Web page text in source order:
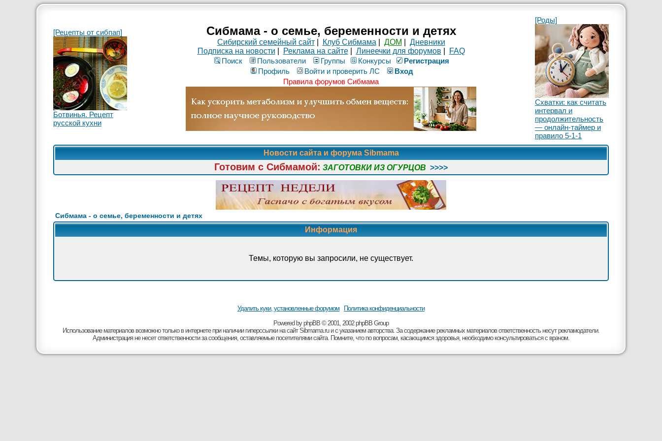
[Рецепты от сибпап]
Ботвинья. Рецепт
русской кухни
Сибмама - о семье, беременности и детях
Сибирский семейный сайт| Клуб Сибмама ДОМ
Дневники
Подписка на новости
Реклама на сайте| Линеечки для форумов
FAQ
Поиск
Пользователи Группы Конкурсы
Рeгиcтpaция
Профиль
Войти и проверить ЛС
Вход
Правила форумов Сибмама
[Роды]
Схватки: как считать
интервал и
продолжительность
— онлайн-таймер и
правило 5-1-1
Новости сайта и форума Sibmama
Готовим с Сибмамой: ЗАГОТОВКИ ИЗ ОГУРЦОВ >>>>
Сибмама - о семье, беременности и детях
Информация
Темы, которую вы запросили, не существует.
Удалить куки, установленные форумом
Политика конфиденциальности
Powered byрhрВВ © 2001, 2002 рhрВВ Grоuр
Использование материалов возможно только в интернете при наличии гиперссылки на сайт Sibmama.ru и с указанием авторства. За содержание рекламных материалов ответственность несут рекламодатели.
Администрация не несет ответственности за сообщения, оставляемые посетителями сайта. Помните, что по вопросам, касающимся здоровья, необходимо консультироваться с врачом.